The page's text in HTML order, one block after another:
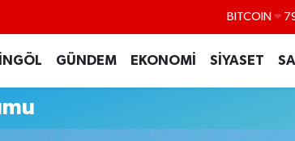
BITCOIN
GÜNDEM EKONOMİ SİYASET